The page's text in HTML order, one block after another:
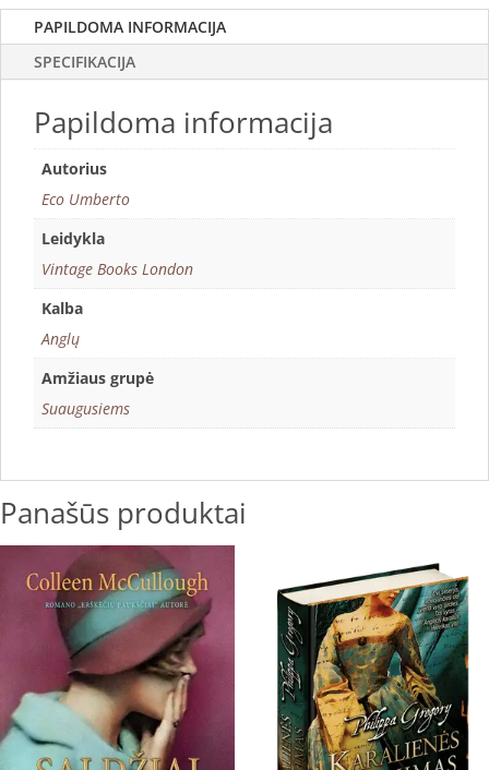
PAPILDOMA INFORMACIJA
SPECIFIKACIJA
Papildoma informacija
Autorius
Eco Umberto
Leidykla
Vintage Books London
Kalba
Anglų
Amžiaus grupė
Suaugusiems
Panašūs produktai